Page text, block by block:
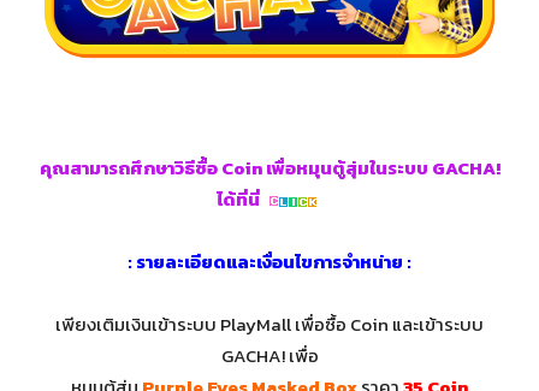
คุณสามารถศึกษาวิธีซื้อ Coin เพื่อหมุนตู้สุ่มในระบบ GACHA!
ได้ที่นี่
: รายละเอียดและเงื่อนไขการจำหน่าย :
เพียงเติมเงินเข้าระบบ PlayMall เพื่อซื้อ Coin และเข้าระบบ
GACHA! เพื่อ